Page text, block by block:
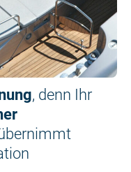
, denn Ihr